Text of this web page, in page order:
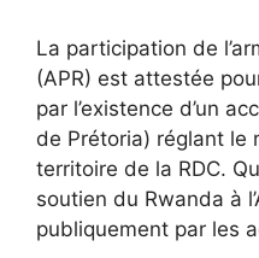
La participation de
(APR) est attestée
par l’existence d’un
de Prétoria) réglant le
territoire de la RDC.
soutien du Rwanda à
publiquement par les